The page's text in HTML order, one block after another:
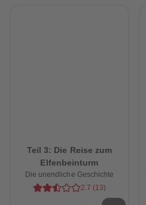
Teil 3: Die Reise zum
Elfenbeinturm
Die unendliche Geschichte
2.7 (13)